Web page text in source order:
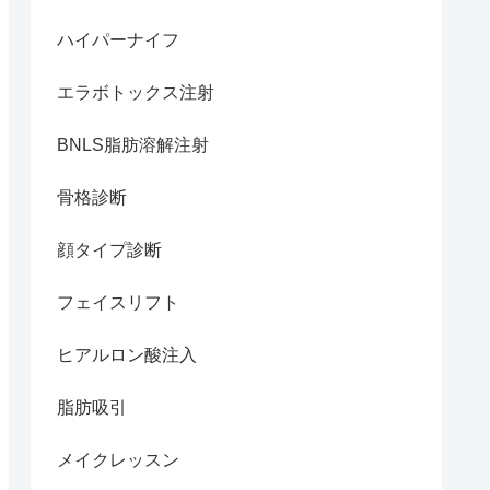
ハイパーナイフ
エラボトックス注射
BNLS脂肪溶解注射
骨格診断
顔タイプ診断
フェイスリフト
ヒアルロン酸注入
脂肪吸引
メイクレッスン